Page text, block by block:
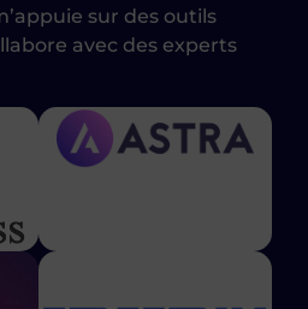
sur des outils
avec des experts